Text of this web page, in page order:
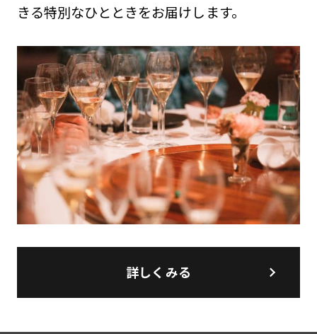
きる特別なひとときをお届けします。
詳しくみる